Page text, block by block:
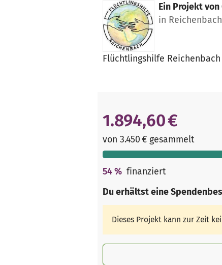
Ein Projekt von
in
Flüchtlingshilfe
1.894,60 €
von 3.450 € gesammelt
54% finanziert
Du erhältst eine
Dieses Projekt kann zur Zeit